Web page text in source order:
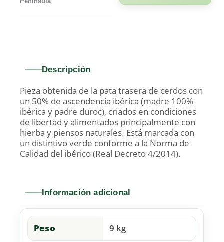
Descripción
Pieza obtenida de la pata trasera de cerdos con
un 50% de ascendencia ibérica (madre 100%
ibérica y padre duroc), criados en condiciones
de libertad y alimentados principalmente con
hierba y piensos naturales. Está marcada con
un distintivo verde conforme a la Norma de
Calidad del ibérico (Real Decreto 4/2014).
Información adicional
Peso 9 kg